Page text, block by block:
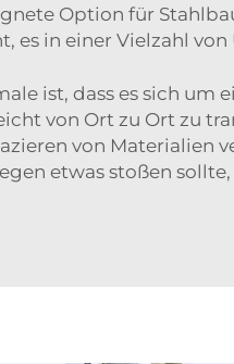
Option für
es in einer Vielzahl
ist, dass es sich
von Ort zu Ort zu
von
etwas stoßen